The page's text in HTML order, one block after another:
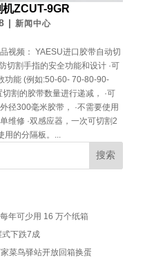
ZCUT-9GR
| 新闻中心
视频： YAESU进口胶带自动切
切割手指的安全功能和设计 ·可
功能 (例如:50-60- 70-80-90-
割的胶带数量进行递减， ·可
径300毫米胶带， ·不需要使用
维修 ·双感应器，一次可切割2
用的分隔板。...
年可少用 16 万个纸箱
式下跌7成
菜鸟驿站开放回箱换蛋